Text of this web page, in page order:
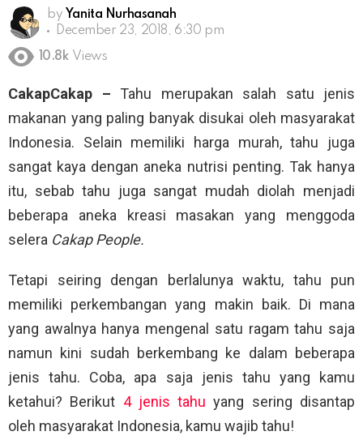
by Yanita Nurhasanah
December 23, 2018, 6:30 pm
10.8k Views
CakapCakap – Tahu merupakan salah satu jenis
makanan yang paling banyak disukai oleh masyarakat
Indonesia. Selain memiliki harga murah, tahu juga
sangat kaya dengan aneka nutrisi penting. Tak hanya
itu, sebab tahu juga sangat mudah diolah menjadi
beberapa aneka kreasi masakan yang menggoda
selera Cakap People.
Tetapi seiring dengan berlalunya waktu, tahu pun
memiliki perkembangan yang makin baik. Di mana
yang awalnya hanya mengenal satu ragam tahu saja
namun kini sudah berkembang ke dalam beberapa
jenis tahu. Coba, apa saja jenis tahu yang kamu
ketahui? Berikut 4 jenis tahu yang sering disantap
oleh masyarakat Indonesia, kamu wajib tahu!